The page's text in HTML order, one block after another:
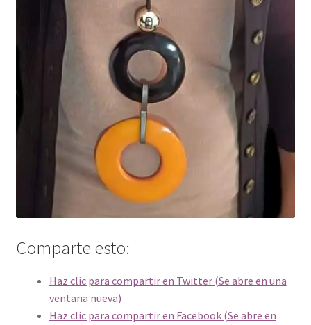
Comparte esto:
Haz clic para compartir en Twitter (Se abre en una
ventana nueva)
Haz clic para compartir en Facebook (Se abre en